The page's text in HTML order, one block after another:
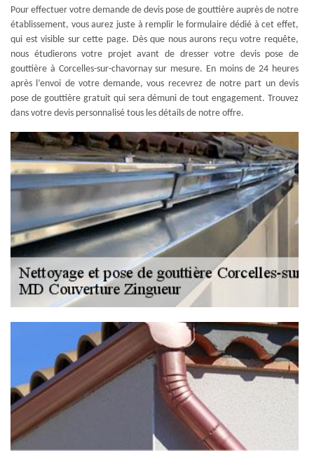
Pour effectuer votre demande de devis pose de gouttière auprès de notre
établissement, vous aurez juste à remplir le formulaire dédié à cet effet,
qui est visible sur cette page. Dès que nous aurons reçu votre requête,
nous étudierons votre projet avant de dresser votre devis pose de
gouttière à Corcelles-sur-chavornay sur mesure. En moins de 24 heures
après l’envoi de votre demande, vous recevrez de notre part un devis
pose de gouttière gratuit qui sera démuni de tout engagement. Trouvez
dans votre devis personnalisé tous les détails de notre offre.